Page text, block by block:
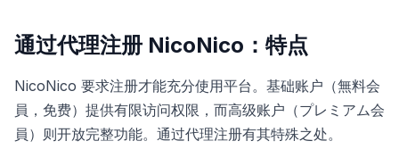
通过代理注册 NicoNico：特点
NicoNico 要求注册才能充分使用平台。基础账户（無料会
員，免费）提供有限访问权限，而高级账户（プレミアム会
員）则开放完整功能。通过代理注册有其特殊之处。